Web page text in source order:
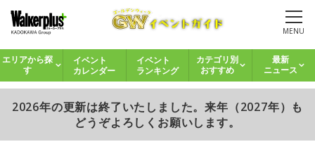
MENU
エリアから探
す
イベント
カレンダー
イベント
ランキング
カテゴリ別
おすすめ
最新
ニュース
2026年の更新は終了いたしました。来年（2027年）も
どうぞよろしくお願いします。